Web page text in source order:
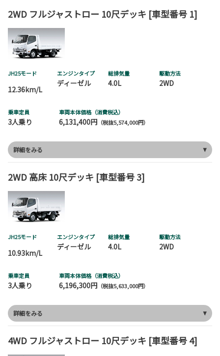
2WD フルジャストロー 10尺デッキ [車型番号 1]
JH25モード
12.36km/L
エンジンタイプ
ディーゼル
総排気量
4.0L
駆動方法
2WD
乗車定員
3人乗り
車両本体価格（消費税込）
6,131,400円（税抜5,574,000円）
詳細をみる
2WD 高床 10尺デッキ [車型番号 3]
JH25モード
10.93km/L
エンジンタイプ
ディーゼル
総排気量
4.0L
駆動方法
2WD
乗車定員
3人乗り
車両本体価格（消費税込）
6,196,300円 （税抜5,633,000円）
詳細をみる
4WD フルジャストロー 10尺デッキ [車型番号 4]